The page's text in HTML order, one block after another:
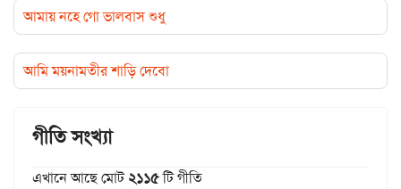
আমায় নহে গো ভালবাস শুধু
আমি ময়নামতীর শাড়ি দেবো
গীতি সংখ্যা
এখানে আছে মোট২১১৫টি গীতি